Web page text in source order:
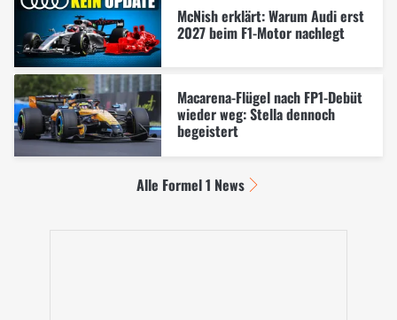
McNish erklärt: Warum Audi erst
2027 beim F1-Motor nachlegt
Macarena-Flügel nach FP1-Debüt
wieder weg: Stella dennoch
begeistert
Alle Formel 1 News